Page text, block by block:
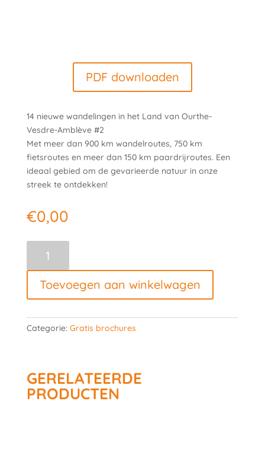
PDF downloaden
14 nieuwe wandelingen in het Land van Ourthe-
Vesdre-Amblève #2
Met meer dan 900 km wandelroutes, 750 km
fietsroutes en meer dan 150 km paardrijroutes. Een
ideaal gebied om de gevarieerde natuur in onze
streek te ontdekken!
€0,00
en
#2
aantal
Toevoegen aan winkelwagen
Categorie: Gratis brochures
GERELATEERDE
PRODUCTEN